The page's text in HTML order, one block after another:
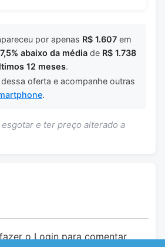
por apenas R$ 1.607 em
7,5% abaixo da média de R$ 1.738
12 meses.
dessa oferta e acompanhe outras
.
e ter preço alterado a
o Login para comentar